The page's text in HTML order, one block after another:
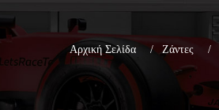
Αρχική Σελίδα Ζάντες